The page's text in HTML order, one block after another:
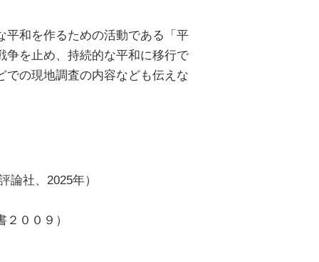
平和を作るための活動である「平
争を止め、持続的な平和に移行で
での現地調査の内容なども伝えな
論社、2025年）
００９）